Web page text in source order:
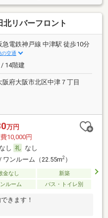
北リバーフロント
急電鉄神戸線 中津駅 徒歩10分
の交通
/ 14階建
阪府大阪市北区中津７丁目
万円
10,000円
なし
なし
ワンルーム（22.55m2）
金なし
新築
ルーム バス・トイレ別
きます！